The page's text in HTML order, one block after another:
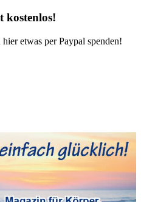
kostenlos!
etwas per Paypal spenden!